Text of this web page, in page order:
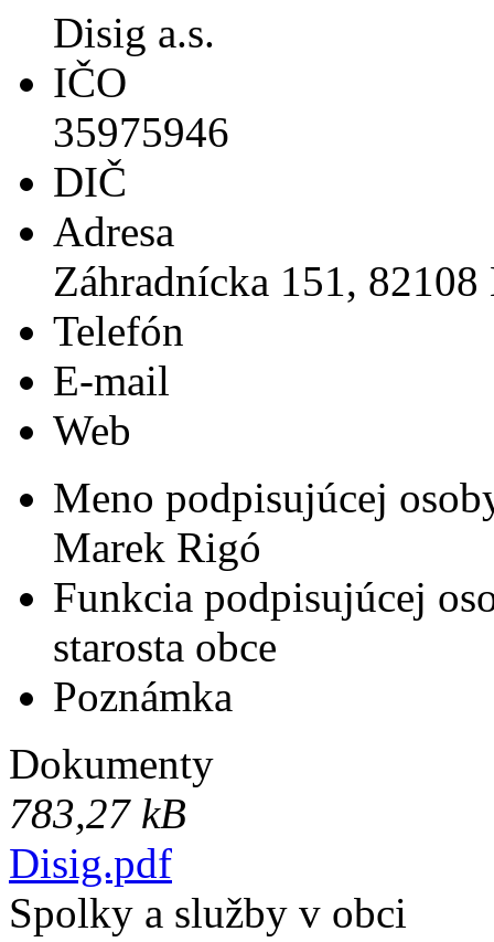
Disig a.s.
IČO
35975946
DIČ
Adresa
Záhradnícka 151, 82108
Telefón
E-mail
Web
Meno podpisujúcej
Marek Rigó
Funkcia podpisujúcej
starosta obce
Poznámka
Dokumenty
783,27 kB
Disig.pdf
Spolky a služby v obci